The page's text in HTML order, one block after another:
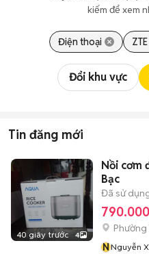
kiếm để xem
Điện thoại ZTE
Đổi khu vực
Tin đăng mới
40 giây trước 4
Nồi cơm
Bạc
Đã sử
NNguyễn